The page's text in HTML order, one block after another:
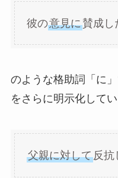
彼の意見に賛成し
のような格助詞「に
をさらに明示化してい
父親に対して反抗